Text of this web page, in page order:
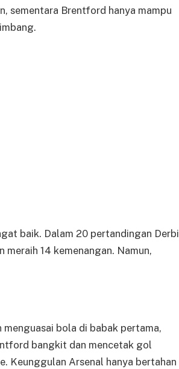
sementara Brentford hanya mampu
baik. Dalam 20 pertandingan Derbi
14 kemenangan. Namun,
bola di babak pertama,
bangkit dan mencetak gol
Keunggulan Arsenal hanya bertahan